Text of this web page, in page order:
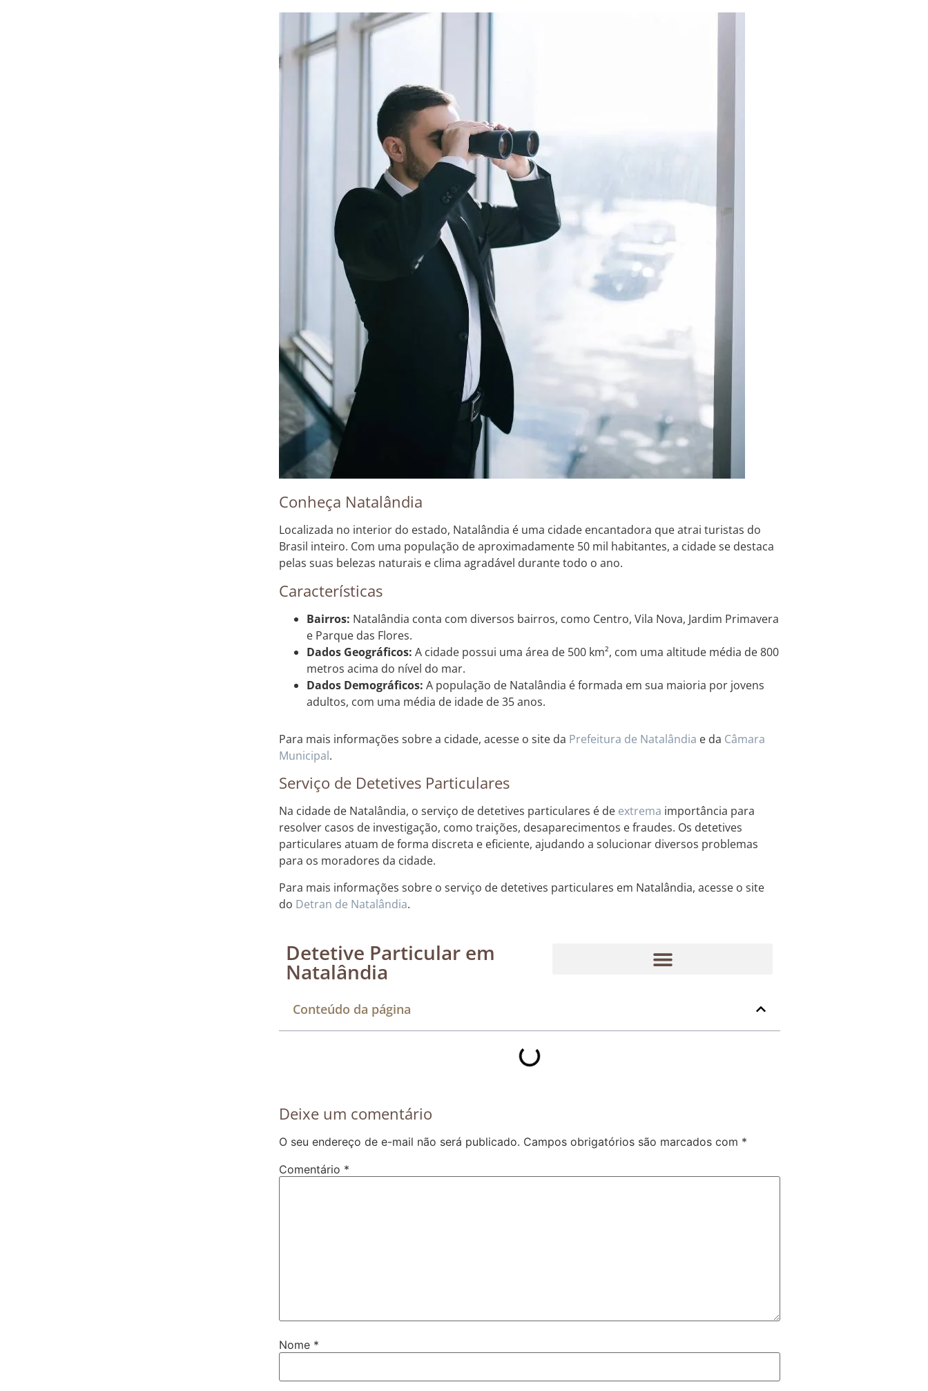
Conheça Natalândia
Localizada no interior do estado, Natalândia é uma cidade encantadora que atrai turistas do
Brasil inteiro. Com uma população de aproximadamente 50 mil habitantes, a cidade se destaca
pelas suas belezas naturais e clima agradável durante todo o ano.
Características
Bairros: Natalândia conta com diversos bairros, como Centro, Vila Nova, Jardim Primavera
e Parque das Flores.
Dados Geográficos: A cidade possui uma área de 500 km², com uma altitude média de 800
metros acima do nível do mar.
Dados Demográficos: A população de Natalândia é formada em sua maioria por jovens
adultos, com uma média de idade de 35 anos.
Para mais informações sobre a cidade, acesse o site da Prefeitura de Natalândia e da Câmara
Municipal.
Serviço de Detetives Particulares
Na cidade de Natalândia, o serviço de detetives particulares é de extrema importância para
resolver casos de investigação, como traições, desaparecimentos e fraudes. Os detetives
particulares atuam de forma discreta e eficiente, ajudando a solucionar diversos problemas
para os moradores da cidade.
Para mais informações sobre o serviço de detetives particulares em Natalândia, acesse o site
do Detran de Natalândia.
Detetive Particular em
Natalândia
Conteúdo da página
Deixe um comentário
O seu endereço de e-mail não será publicado. Campos obrigatórios são marcados com *
Comentário *
Nome *